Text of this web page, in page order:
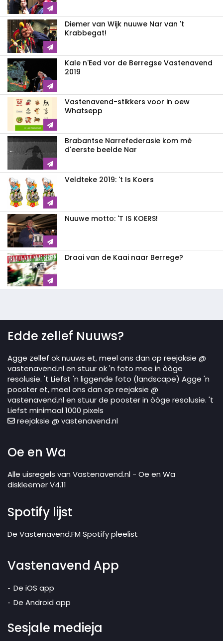
Diemer van Wijk nuuwe Nar van 't
Krabbegat!
Kale n'Eed vor de Berregse Vastenavend
2019
Vastenavend-stikkers voor in oew
Whatsepp
Brabantse Narrefederasie kom mè
d'eerste beelde Nar
Veldteke 2019: 't Is Koers
Nuuwe motto: 'T IS KOERS!
Draai van de Kaai naar Berrege?
Edde zellef Nuuws?
Agge zellef ok nuuws et, meel ons dan op reejaksie @
vastenavend.nl en stuur ok 'n foto mee in òòge
resolusie. 't Liefst 'n liggende foto (landscape) Agge 'n
pooster et, meel ons dan op reejaksie @
vastenavend.nl en stuur de pooster in òòge resolusie. 't
Liefst minimaal 1000 pixels
reejaksie @ vastenavend.nl
Oe en Wa
Alle uisregels van Vastenavend.nl - Oe en Wa
diskleemer V4.11
Spotify lijst
De Vastenavend.FM Spotify pleelist
Vastenavend App
De iOS app
De Android app
Sesjale medieja